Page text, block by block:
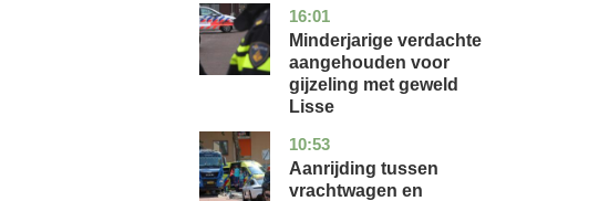
16:01
zuid-
holland
nieuws
Minderjarige verdachte
aangehouden voor
gijzeling met geweld
Lisse
10:53
noord-
holland
nieuws
Aanrijding tussen
vrachtwagen en